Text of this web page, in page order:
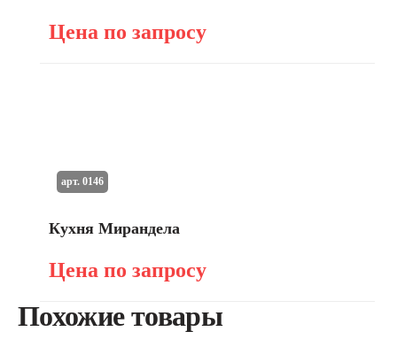
Цена по запросу
Кухня Мирандела
Цена по запросу
арт. 0146
Похожие товары